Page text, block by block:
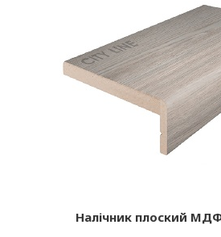
Налічник плоский